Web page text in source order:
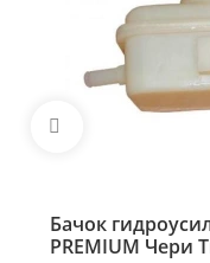
Бачок
PREMIUM Чери